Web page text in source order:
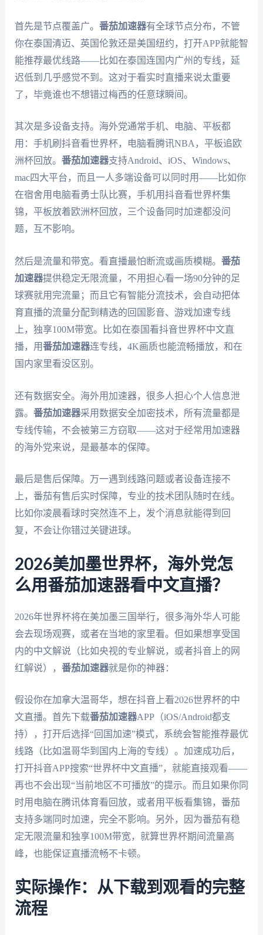
首先是节点覆盖广。 番茄加速器有全球节点分布，不管
你在泰国清迈、英国伦敦还是美国纽约，打开APP就能智
能推荐最优线路——比如在泰国连国内广州的专线，延
迟低到几乎感觉不到。这对于看实时直播来说太重要
了，毕竟谁也不想错过梅西的任意球瞬间。
其次是多设备支持。海外党通常手机、电脑、平板都
用：手机刷抖音看世界杯，电脑看腾讯NBA，平板追欧
洲杯回放。 番茄加速器支持Android、iOS、Windows、
mac四大平台，而且一人多端设备可以同时用——比如你
在宿舍用电脑看勇士队比赛，手机用抖音看世界杯集
锦，平板放着欧洲杯回放，三个设备同时加速都没问
题，互不影响。
然后是流量和带宽。看直播最怕断流或画质模糊。 番茄
加速器提供稳定无限流量，不用担心看一场90分钟的足
球赛就用完流量；而且它有智能分流技术，会自动把体
育直播的流量分配到精选的回国影音、游戏加速专线
上，独享100M带宽。比如在泰国看抖音世界杯中文直
播，用番茄加速器连专线，4K画质也能流畅播放，和在
国内家里看没区别。
还有数据安全。海外用加速器，很多人担心个人信息泄
露。 番茄加速器采用数据安全加密技术，所有流量都是
专线传输，不会被第三方窃取——这对于经常用加速器
的海外党来说，是最基本的保障。
最后是售后保障。万一遇到线路问题或者设备连接不
上，番茄有售后实时保障，专业的技术团队随时在线。
比如你凌晨看球时突然连不上，发个消息就能得到回
复，不会让你错过关键进球。
2026美加墨世界杯，海外党怎
么用番茄加速器看中文直播？
2026年世界杯将在美加墨三国举行，很多海外华人可能
会去现场观赛，或者在当地的家里看。但如果想享受国
内的中文解说（比如央视的专业解说，或者抖音上的网
红解说）， 番茄加速器就是你的神器：
假设你在加拿大温哥华，想在抖音上看2026世界杯的中
文直播。首先下载番茄加速器APP（iOS/Android都支
持），打开后选择“回国加速”模式，系统会智能推荐最优
线路（比如温哥华到国内上海的专线）。加速成功后，
打开抖音APP搜索“世界杯中文直播”，就能直接观看——
再也不会出现“当前地区不可播放”的提示。而且如果你同
时用电脑在腾讯体育看回放，或者用平板看集锦，番茄
支持多端同时加速，完全不影响。另外，因为番茄有稳
定无限流量和独享100M带宽，就算世界杯期间流量高
峰，也能保证直播流畅不卡顿。
实际操作：从下载到观看的完整
流程